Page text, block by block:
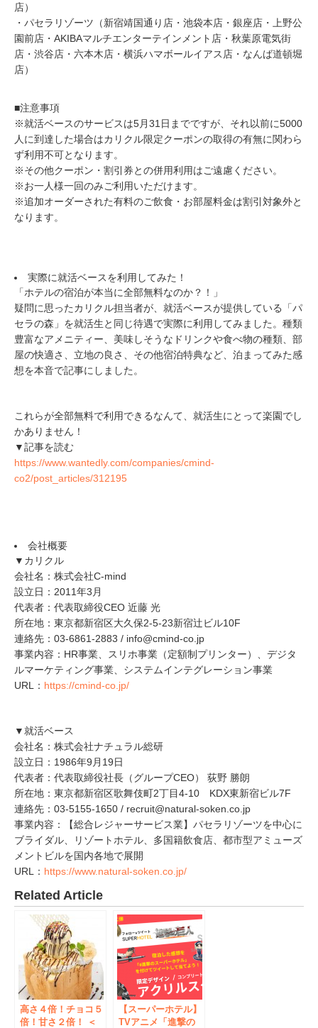
店）
・パセラリゾーツ（新宿靖国通り店・池袋本店・銀座店・上野公
園前店・AKIBAマルチエンターテインメント店・秋葉原電気街
店・渋谷店・六本木店・横浜ハマボールイアス店・なんば道頓堀
店）
■注意事項
※就活ベースのサービスは5月31日までですが、それ以前に5000
人に到達した場合はカリクル限定クーポンの取得の有無に関わら
ず利用不可となります。
※その他クーポン・割引券との併用利用はご遠慮ください。
※お一人様一回のみご利用いただけます。
※追加オーダーされた有料のご飲食・お部屋料金は割引対象外と
なります。
実際に就活ベースを利用してみた！
「ホテルの宿泊が本当に全部無料なのか？！」
疑問に思ったカリクル担当者が、就活ベースが提供している「パ
セラの森」を就活生と同じ待遇で実際に利用してみました。種類
豊富なアメニティー、美味しそうなドリンクや食べ物の種類、部
屋の快適さ、立地の良さ、その他宿泊特典など、泊まってみた感
想を本音で記事にしました。
これらが全部無料で利用できるなんて、就活生にとって楽園でし
かありません！
▼記事を読む
https://www.wantedly.com/companies/cmind-
co2/post_articles/312195
会社概要
▼カリクル
会社名：株式会社C-mind
設立日：2011年3月
代表者：代表取締役CEO 近藤 光
所在地：東京都新宿区大久保2-5-23新宿辻ビル10F
連絡先：03-6861-2883 / info@cmind-co.jp
事業内容：HR事業、スリホ事業（定額制プリンター）、デジタ
ルマーケティング事業、システムインテグレーション事業
URL： https://cmind-co.jp/
▼就活ベース
会社名：株式会社ナチュラル総研
設立日：1986年9月19日
代表者：代表取締役社長（グループCEO） 荻野 勝朗
所在地：東京都新宿区歌舞伎町2丁目4-10 KDX東新宿ビル7F
連絡先：03-5155-1650 / recruit@natural-soken.co.jp
事業内容：【総合レジャーサービス業】パセラリゾーツを中心に
ブライダル、リゾートホテル、多国籍飲食店、都市型アミューズ
メントビルを国内各地で展開
URL： https://www.natural-soken.co.jp/
Related Article
高さ４倍！チョコ５
倍！甘さ２倍！ ＜
【スーパーホテル】
TVアニメ「進撃の